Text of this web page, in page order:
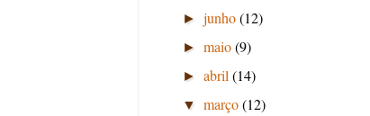
►junho(12)
►maio(9)
►abril(14)
▼março(12)